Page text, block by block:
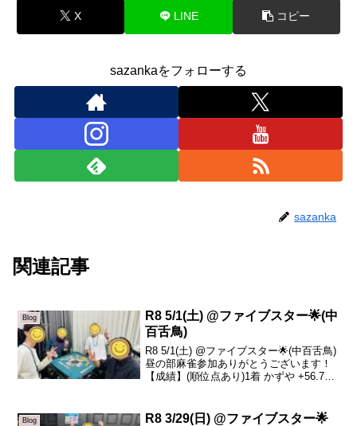
X LINE コピー
sazankaをフォローする
sazanka
関連記事
Blog
R8 5/1(土) @ファイブスター🌟(中
百舌鳥)
R8 5/1(土) @ファイブスター🌟(中百舌鳥)
昼の部麻雀参加ありがとうございます！
【成績】(順位点あり)1着 かずや +56.72
Blog
R8 3/29(日) @ファイブスター🌟